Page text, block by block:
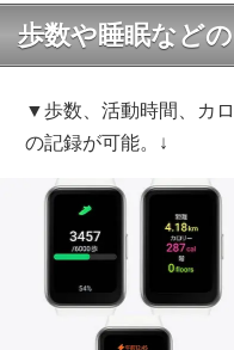
歩数や睡眠など
▼歩数、活動時間、カ
の記録が可能。↓